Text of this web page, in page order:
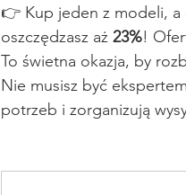
👉 Kup jeden z modeli, a
oszczędzasz aż 23%!
To świetna okazja, by
Nie musisz być
potrzeb i zorganizują